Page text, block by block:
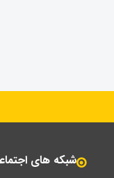
شبکه های